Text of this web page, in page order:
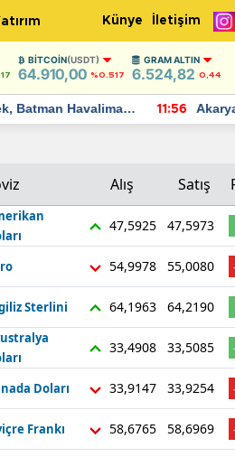
Künye İletişim
BITCOIN(USDT)
64.910,00 %0.517
GRAM ALTIN
6.524,82 0,44
Batman Havalimanı
açıklamalarda
11:56
Yeni
Alış Satış
47,5925 47,5973
54,9978 55,0080
Sterlini 64,1963 64,2190
33,4908 33,5085
Doları 33,9147 33,9254
Frankı 58,6765 58,6969